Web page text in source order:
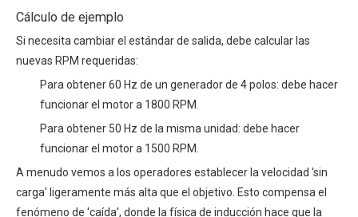
Cálculo de ejemplo
Si necesita cambiar el estándar de salida, debe calcular las
nuevas RPM requeridas:
Para obtener 60 Hz de un generador de 4 polos: debe hacer
funcionar el motor a 1800 RPM.
Para obtener 50 Hz de la misma unidad: debe hacer
funcionar el motor a 1500 RPM.
A menudo vemos a los operadores establecer la velocidad 'sin
carga' ligeramente más alta que el objetivo. Esto compensa el
fenómeno de 'caída', donde la física de inducción hace que la